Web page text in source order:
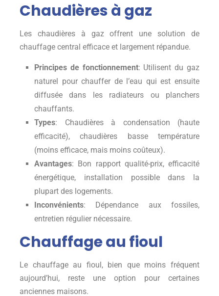
Chaudières à gaz
Les chaudières à gaz offrent une solution de
chauffage central efficace et largement répandue.
Principes de fonctionnement: Utilisent du gaz
naturel pour chauffer de l’eau qui est ensuite
diffusée dans les radiateurs ou planchers
chauffants.
Types: Chaudières à condensation (haute
efficacité), chaudières basse température
(moins efficace, mais moins coûteux).
Avantages: Bon rapport qualité-prix, efficacité
énergétique, installation possible dans la
plupart des logements.
Inconvénients: Dépendance aux fossiles,
entretien régulier nécessaire.
Chauffage au fioul
Le chauffage au fioul, bien que moins fréquent
aujourd’hui, reste une option pour certaines
anciennes maisons.